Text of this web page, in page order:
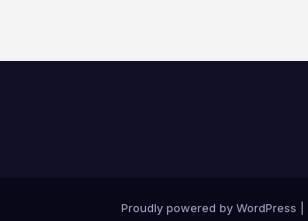
Proudly powered by WordPress